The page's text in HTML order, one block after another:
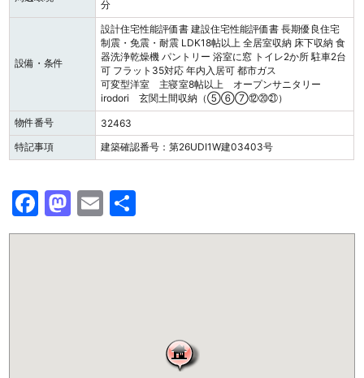
分
設備・条件
設計住宅性能評価書 建設住宅性能評価書 長期優良住宅
制震・免震・耐震 LDK18帖以上 全居室収納 床下収納 食
器洗浄乾燥機 パントリー 浴室に窓 トイレ2か所 駐車2台
可 フラット35対応 年内入居可 都市ガス
可変型洋室 主寝室8帖以上 オープンサニタリー
irodori 玄関土間収納（⑤⑥⑦⑫⑳㉑）
物件番号
32463
特記事項
建築確認番号：第26UDI1W建03403号
F
a
M
a
E
m 有